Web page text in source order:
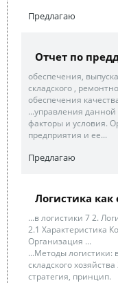
Предлагаю
Отчет по
обеспечения,
складского ,
обеспечения
...управления
факторы и условия.
предприятия и ее...
Предлагаю
Логистика как
...в логистики 7 2.
2.1 Характеристика
Организация ...
...Методы логистики:
складского
стратегия, принцип.